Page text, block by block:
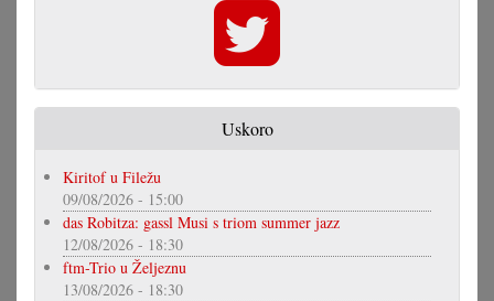
Uskoro
Kiritof u Filežu
09/08/2026 - 15:00
das Robitza: gassl Musi s triom summer jazz
12/08/2026 - 18:30
ftm-Trio u Željeznu
13/08/2026 - 18:30